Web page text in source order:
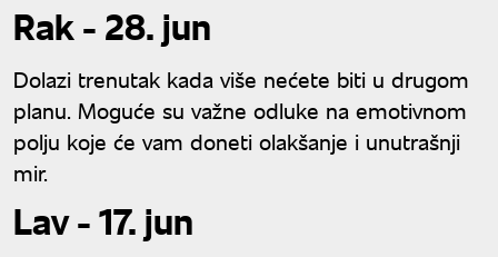
Rak - 28. jun
Dolazi trenutak kada više nećete biti u drugom
planu. Moguće su važne odluke na emotivnom
polju koje će vam doneti olakšanje i unutrašnji
mir.
Lav - 17. jun